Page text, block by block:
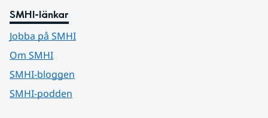
SMHI-länkar
Jobba på SMHI
Om SMHI
SMHI-bloggen
SMHI-podden